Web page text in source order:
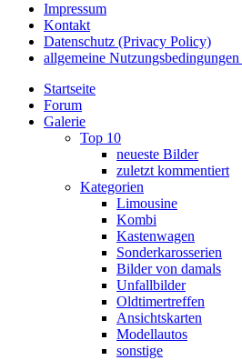
Impressum
Kontakt
Datenschutz (Privacy Policy)
allgemeine
Startseite
Forum
Galerie
Top 10
neueste Bilder
zuletzt kommentiert
Kategorien
Limousine
Kombi
Kastenwagen
Sonderkarosserien
Bilder von damals
Unfallbilder
Oldtimertreffen
Ansichtskarten
Modellautos
sonstige